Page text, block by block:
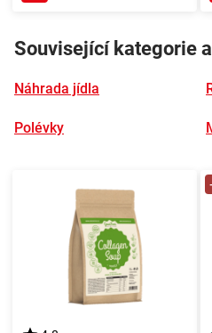
Související kategorie
Náhrada jídla
Polévky